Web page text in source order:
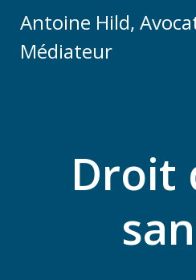
au
Antoine Hild,
Médiateur
Droit